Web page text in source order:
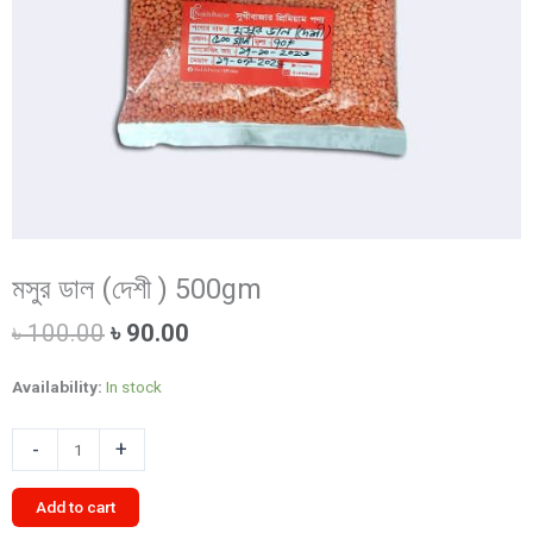
মসুর ডাল (দেশী ) 500gm
৳100.00 Original
was:
৳ 90.00
Availability: In stock
-
ডাল
(দেশী
)
+
Add to cart